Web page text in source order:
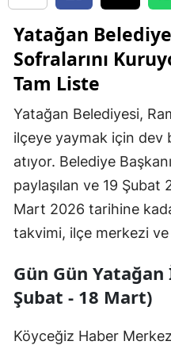
Yatağan
Sofralarını
Tam Liste
Yatağan Belediyesi,
ilçeye yaymak için dev
atıyor. Belediye
paylaşılan ve 19 Şubat
Mart 2026 tarihine
takvimi, ilçe merkezi ve
Gün Gün
Şubat - 18 Mart)
Köyceğiz Haber